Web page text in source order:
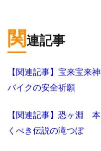
関連記事
【関連記事】宝来宝来
バイクの安全祈願
【関連記事】恐ヶ淵
くべき伝説の滝つぼ